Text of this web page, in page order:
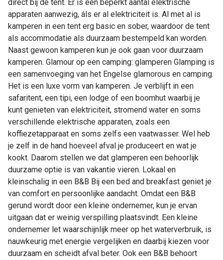
direct bij de tent. Er is een beperkt aantal elektrische
apparaten aanwezig, áls er al elektriciteit is. Al met al is
kamperen in een tent erg basic en sober, waardoor de tent
als accommodatie als duurzaam bestempeld kan worden.
Naast gewoon kamperen kun je ook gaan voor duurzaam
kamperen. Glamour op een camping: glamperen Glamping is
een samenvoeging van het Engelse glamorous en camping.
Het is een luxe vorm van kamperen. Je verblijft in een
safaritent, een tipi, een lodge of een boomhut waarbij je
kunt genieten van elektriciteit, stromend water en soms
verschillende elektrische apparaten, zoals een
koffiezetapparaat en soms zelfs een vaatwasser. Wel heb
je zelf in de hand hoeveel afval je produceert en wat je
kookt. Daarom stellen we dat glamperen een behoorlijk
duurzame optie is van vakantie vieren. Lokaal en
kleinschalig in een B&B Bij een bed and breakfast geniet je
van comfort en persoonlijke aandacht. Omdat een B&B
gerund wordt door een kleine ondernemer, kun je ervan
uitgaan dat er weinig verspilling plaatsvindt. Een kleine
ondernemer let waarschijnlijk meer op het waterverbruik, is
nauwkeurig met energie vergelijken en daarbij kiezen voor
duurzaam en scheidt afval beter. Ook een B&B behoort